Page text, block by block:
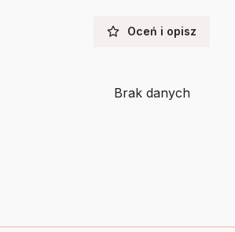
Oceń i opisz
Brak danych